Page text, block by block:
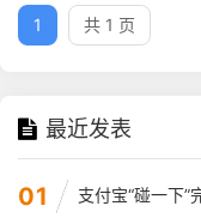
1 共 1 页
最近发表
01 支付宝“碰一下”